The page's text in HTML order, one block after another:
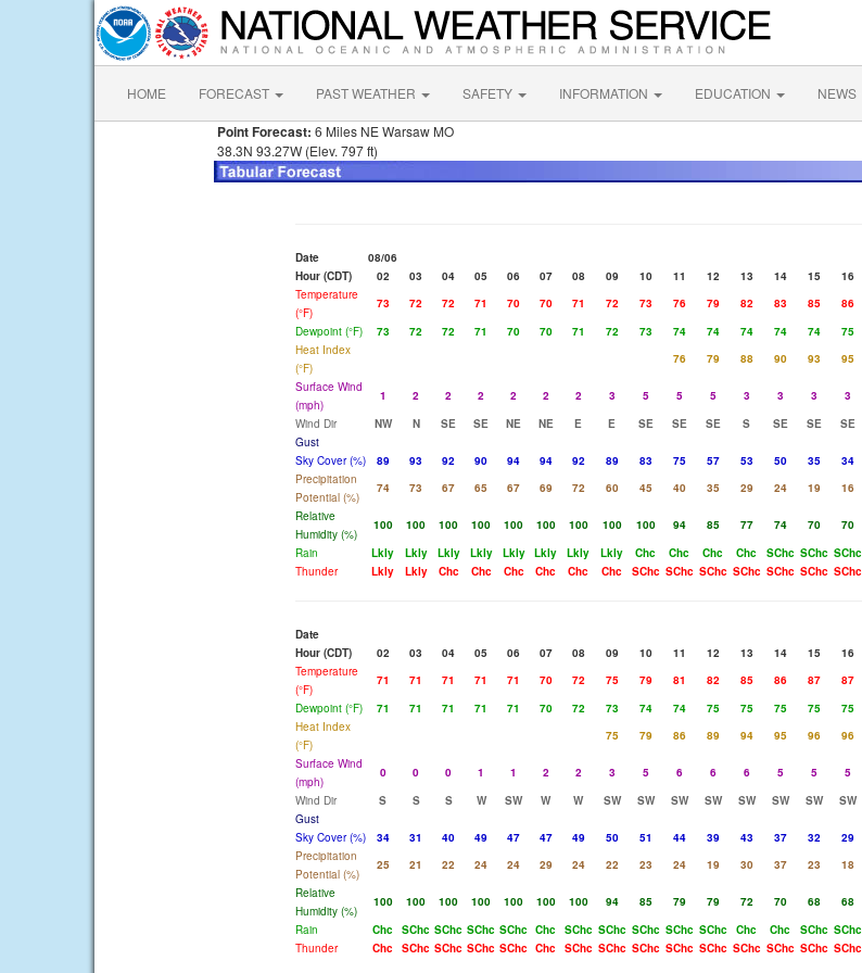
HOME FORECAST PAST WEATHER SAFETY INFORMATION EDUCATION NEWS
Point Forecast: 6 Miles NE Warsaw MO
38.3N 93.27W (Elev. 797 ft)
Date 08/06
Hour (CDT)
02 03 04 05 06 07 08 09 10 11 12 13 14 15 16
Temperature
(°F)
73 72 72 71 70 70 71 72 73 76 79 82 83 85 86
Dewpoint (°F)
73 72 72 71 70 70 71 72 73 74 74 74 74 74 75
Heat Index
(°F)
76 79 88 90 93 95
Surface Wind
(mph)
1 2 2 2 2 2 2 3 5 5 5 3 3 3 3
Wind Dir
NW N SE SE NE NE E E SE SE SE S SE SE SE
Gust
Sky Cover (%)
89 93 92 90 94 94 92 89 83 75 57 53 50 35 34
Precipitation
Potential (%)
74 73 67 65 67 69 72 60 45 40 35 29 24 19 16
Relative
Humidity (%)
100 100 100 100 100 100 100 100 100 94 85 77 74 70 70
Rain
Lkly Lkly Lkly Lkly Lkly Lkly Lkly Lkly Chc Chc Chc Chc SChc SChc SChc
Thunder
Lkly Lkly Chc Chc Chc Chc Chc Chc SChc SChc SChc SChc SChc SChc SChc
Date
Hour (CDT)
02 03 04 05 06 07 08 09 10 11 12 13 14 15 16
Temperature
(°F)
71 71 71 71 71 70 72 75 79 81 82 85 86 87 87
Dewpoint (°F)
71 71 71 71 71 70 72 73 74 74 75 75 75 75 75
Heat Index
(°F)
75 79 86 89 94 95 96 96
Surface Wind
(mph)
0 0 0 1 1 2 2 3 5 6 6 6 5 5 5
Wind Dir
S S S W SW W W SW SW SW SW SW SW SW SW
Gust
Sky Cover (%)
34 31 40 49 47 47 49 50 51 44 39 43 37 32 29
Precipitation
Potential (%)
25 21 22 24 24 29 24 22 23 24 19 30 37 23 18
Relative
Humidity (%)
100 100 100 100 100 100 100 94 85 79 79 72 70 68 68
Rain
Chc SChc SChc SChc SChc Chc SChc SChc SChc SChc SChc Chc Chc SChc SChc
Thunder
Chc SChc SChc SChc SChc Chc SChc SChc SChc SChc SChc SChc SChc SChc SChc